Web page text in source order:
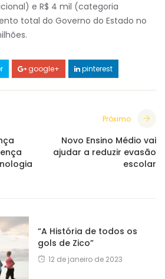
e R$ 4 mil (categoria
total do Governo do Estado no
google+ pinterest
Próximo
Novo Ensino Médio vai
ajudar a reduzir evasão
escolar
“A História de todos os
gols de Zico”
12 de janeiro de 2023